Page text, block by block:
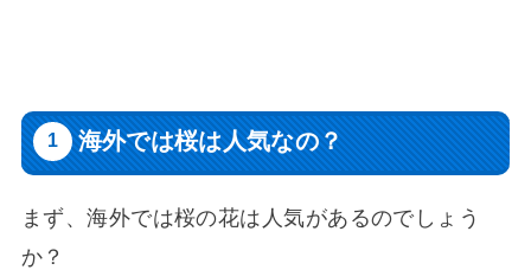
海外では桜は人気なの？
まず、海外では桜の花は人気があるのでしょう
か？